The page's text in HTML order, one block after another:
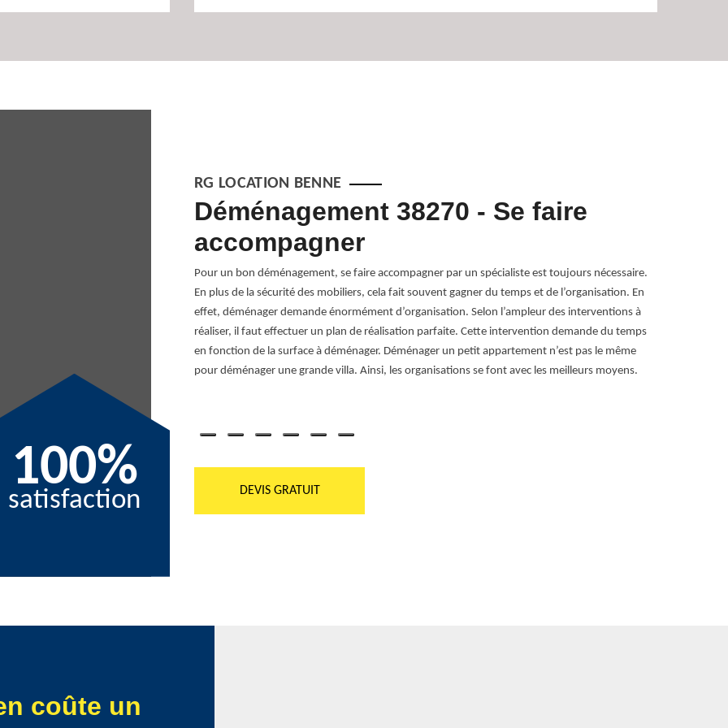
100%
satisfaction
RG LOCATION BENNE
Déménagement 38270 - Se faire
accompagner
Pour un bon déménagement, se faire accompagner par un spécialiste est toujours nécessaire.
En plus de la sécurité des mobiliers, cela fait souvent gagner du temps et de l’organisation. En
effet, déménager demande énormément d’organisation. Selon l’ampleur des interventions à
réaliser, il faut effectuer un plan de réalisation parfaite. Cette intervention demande du temps
en fonction de la surface à déménager. Déménager un petit appartement n’est pas le même
pour déménager une grande villa. Ainsi, les organisations se font avec les meilleurs moyens.
DEVIS GRATUIT
coûte un